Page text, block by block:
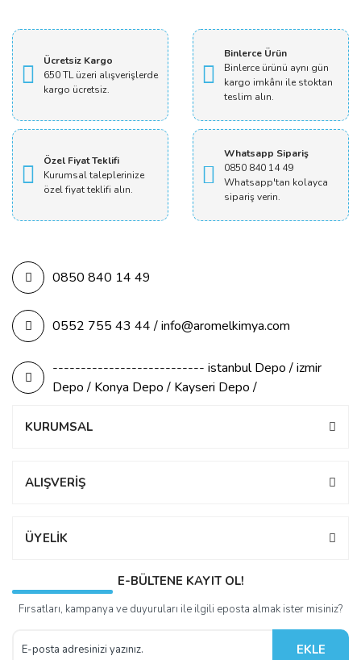
Ücretsiz Kargo
650 TL üzeri alışverişlerde
kargo ücretsiz.
Binlerce Ürün
Binlerce ürünü aynı gün
kargo imkânı ile stoktan
teslim alın.
Özel Fiyat Teklifi
Kurumsal taleplerinize
özel fiyat teklifi alın.
Whatsapp Sipariş
0850 840 14 49
Whatsapp'tan kolayca
sipariş verin.
0850 840 14 49
0552 755 43 44 / info@aromelkimya.com
--------------------------- istanbul Depo / izmir
Depo / Konya Depo / Kayseri Depo /
KURUMSAL
ALIŞVERİŞ
ÜYELİK
E-BÜLTENE KAYIT OL!
Fırsatları, kampanya ve duyuruları ile ilgili eposta almak ister misiniz?
EKLE